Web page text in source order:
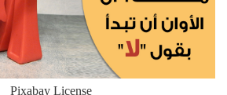
Pixabay License